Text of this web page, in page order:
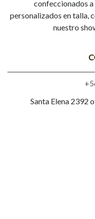
confeccionados
personalizados en talla,
nuestro
Santa Elena 2392